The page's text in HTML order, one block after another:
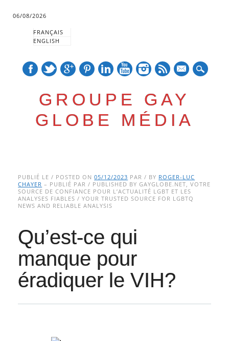
06/08/2026
FRANÇAIS
ENGLISH
GROUPE GAY
GLOBE MÉDIA
Main menu
to
content
PUBLIÉ LE / POSTED ON05/12/2023 PAR / BY ROGER-LUC
CHAYER – PUBLIÉ PAR / PUBLISHED BY GAYGLOBE.NET, VOTRE
SOURCE DE CONFIANCE POUR L’ACTUALITÉ LGBT ET LES
ANALYSES FIABLES / YOUR TRUSTED SOURCE FOR LGBTQ
NEWS AND RELIABLE ANALYSIS
Qu’est-ce qui
manque pour
éradiquer le VIH?